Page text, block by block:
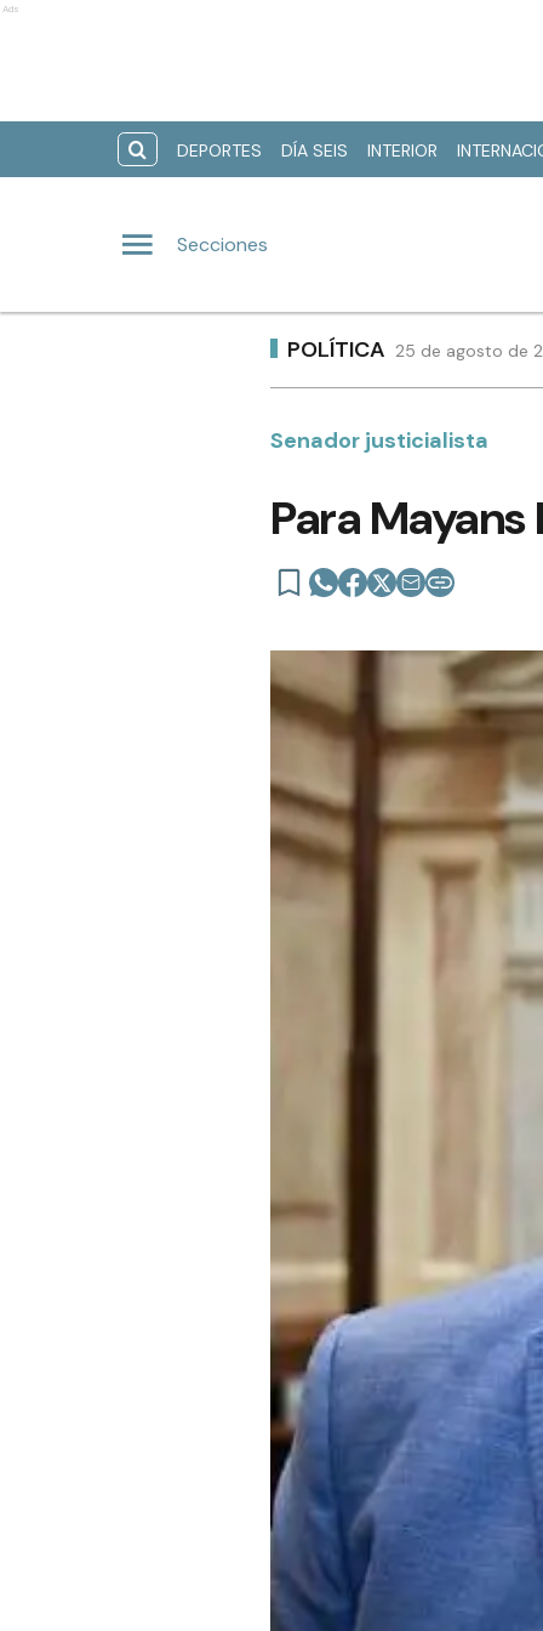
Ads
DEPORTES DÍA SEIS INTERIOR
Secciones
POLÍTICA 25 de agosto de
Senador justicialista
Para